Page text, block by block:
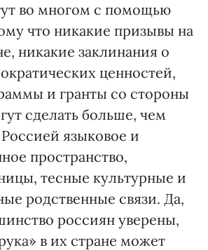
во многом с помощью
что никакие призывы на
никакие заклинания о
ценностей,
и гранты со стороны
сделать больше, чем
языковое и
пространство,
тесные культурные и
родственные связи. Да,
россиян уверены,
в их стране может